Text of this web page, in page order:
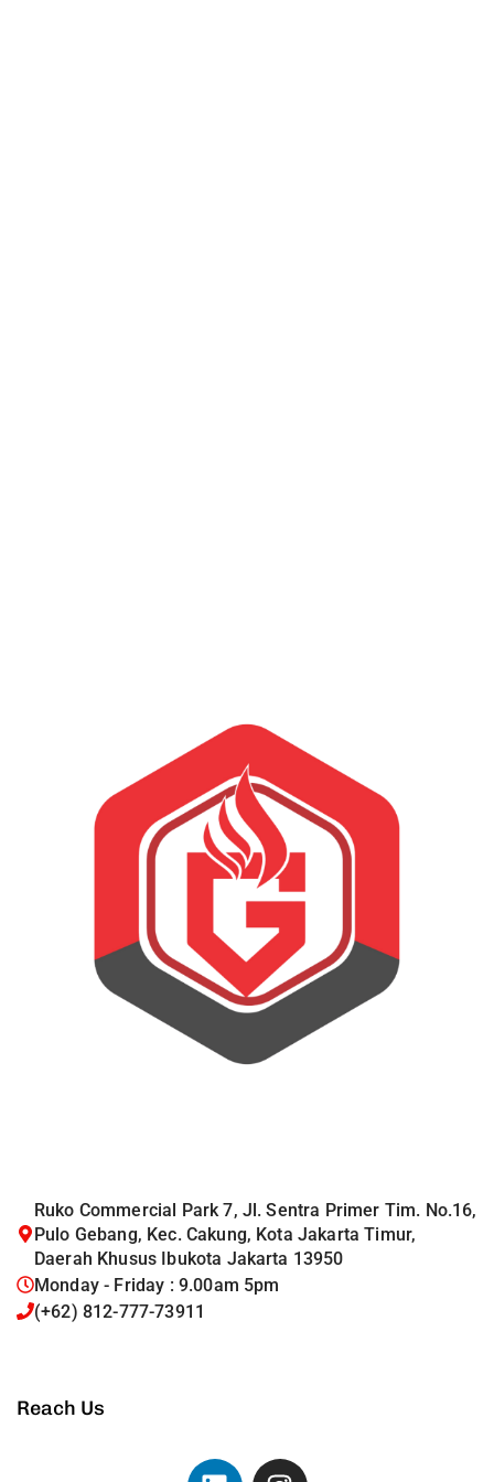
Ruko Commercial Park 7, Jl. Sentra Primer Tim. No.16,
Pulo Gebang, Kec. Cakung, Kota Jakarta Timur,
Daerah Khusus Ibukota Jakarta 13950
Monday - Friday : 9.00am 5pm
(+62) 812-777-73911
Reach Us